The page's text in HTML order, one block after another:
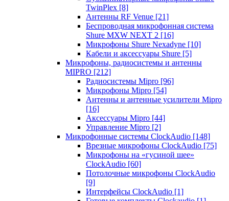
TwinPlex [8]
Антенны RF Venue [21]
Беспроводная микрофонная система
Shure MXW NEXT 2 [16]
Микрофоны Shure Nexadyne [10]
Кабели и аксессуары Shure [5]
Микрофоны, радиосистемы и антенны
MIPRO [212]
Радиосистемы Mipro [96]
Микрофоны Mipro [54]
Антенны и антенные усилители Mipro
[16]
Аксессуары Mipro [44]
Управление Mipro [2]
Микрофонные системы ClockAudio [148]
Врезные микрофоны ClockAudio [75]
Микрофоны на «гусиной шее»
ClockAudio [60]
Потолочные микрофоны ClockAudio
[9]
Интерфейсы ClockAudio [1]